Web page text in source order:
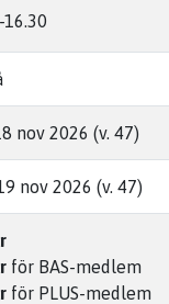
16.30
nov 2026 (v. 47)
nov 2026 (v. 47)
för BAS-medlem
för PLUS-medlem